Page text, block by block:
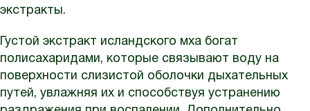
экстракты.
Густой экстракт исландского мха богат
полисахаридами, которые связывают воду на
поверхности слизистой оболочки дыхательных
путей, увлажняя их и способствуя устранению